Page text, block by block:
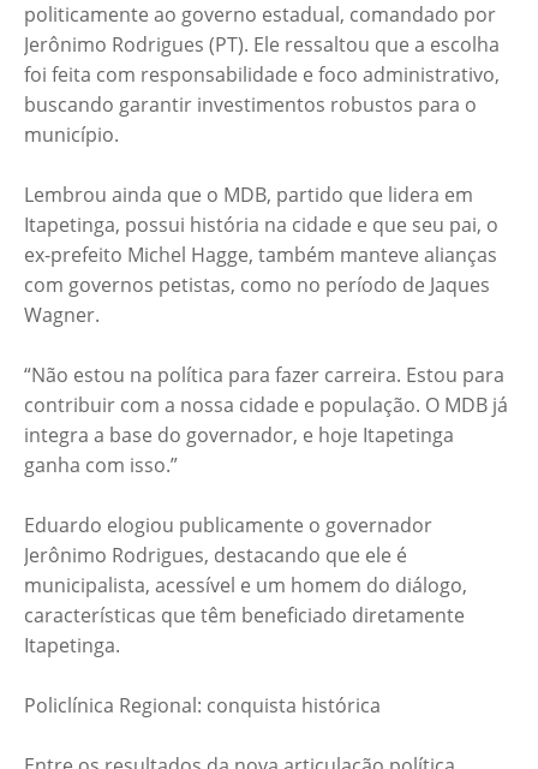
politicamente ao governo estadual, comandado por
Jerônimo Rodrigues (PT). Ele ressaltou que a escolha
foi feita com responsabilidade e foco administrativo,
buscando garantir investimentos robustos para o
município.
Lembrou ainda que o MDB, partido que lidera em
Itapetinga, possui história na cidade e que seu pai, o
ex-prefeito Michel Hagge, também manteve alianças
com governos petistas, como no período de Jaques
Wagner.
“Não estou na política para fazer carreira. Estou para
contribuir com a nossa cidade e população. O MDB já
integra a base do governador, e hoje Itapetinga
ganha com isso.”
Eduardo elogiou publicamente o governador
Jerônimo Rodrigues, destacando que ele é
municipalista, acessível e um homem do diálogo,
características que têm beneficiado diretamente
Itapetinga.
Policlínica Regional: conquista histórica